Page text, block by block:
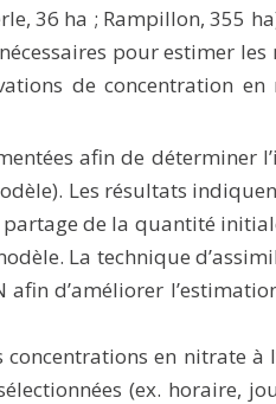
36 ha ; Rampillon, 355
pour estimer les
de concentration
afin de déterminer
Les résultats
partage de la quantité
La technique
d’améliorer
en nitrate à
(ex. horaire,